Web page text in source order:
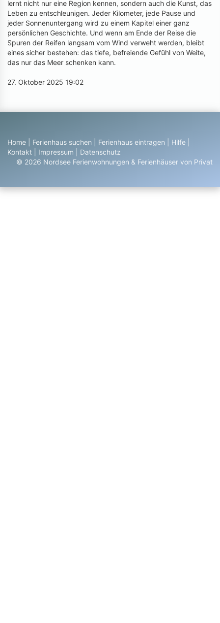
lernt nicht nur eine Region kennen, sondern auch die Kunst, das
Leben zu entschleunigen. Jeder Kilometer, jede Pause und
jeder Sonnenuntergang wird zu einem Kapitel einer ganz
persönlichen Geschichte. Und wenn am Ende der Reise die
Spuren der Reifen langsam vom Wind verweht werden, bleibt
eines sicher bestehen: das tiefe, befreiende Gefühl von Weite,
das nur das Meer schenken kann.
27. Oktober 2025 19:02
Home Ferienhaus suchen Ferienhaus eintragen Hilfe
Kontakt
Impressum
Datenschutz
© 2026 Nordsee Ferienwohnungen & Ferienhäuser von Privat